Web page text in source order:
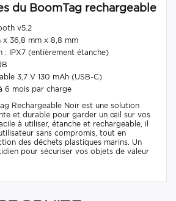
du BoomTag rechargeable
v5.2
x 36,8 mm x 8,8 mm
: IPX7 (entièrement étanche)
3,7 V 130 mAh (USB-C)
6 mois par charge
Rechargeable Noir est une solution
et durable pour garder un œil sur vos
à utiliser, étanche et rechargeable, il
sans compromis, tout en
des déchets plastiques marins. Un
pour sécuriser vos objets de valeur